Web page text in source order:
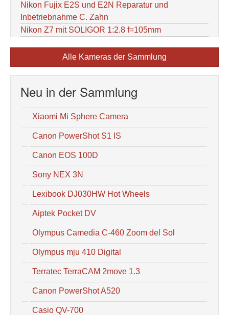
Nikon Fujix E2S und E2N Reparatur und
Inbetriebnahme C. Zahn
Nikon Z7 mit SOLIGOR 1:2.8 f=105mm
Alle Kameras der Sammlung
Neu in der Sammlung
Xiaomi Mi Sphere Camera
Canon PowerShot S1 IS
Canon EOS 100D
Sony NEX 3N
Lexibook DJ030HW Hot Wheels
Aiptek Pocket DV
Olympus Camedia C-460 Zoom del Sol
Olympus mju 410 Digital
Terratec TerraCAM 2move 1.3
Canon PowerShot A520
Casio QV-700